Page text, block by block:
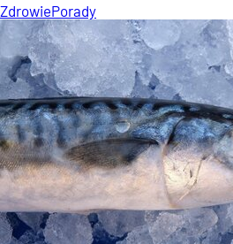
ZdrowiePorady